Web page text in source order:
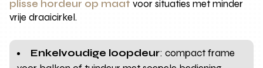
plisse hordeur op maat voor situaties met minder
vrije draaicirkel.
Enkelvoudige loopdeur: compact frame